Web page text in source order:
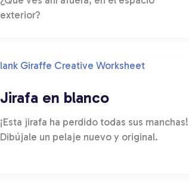
exterior?
Jirafa en blanco
¡Esta jirafa ha perdido todas sus manchas!
Dibújale un pelaje nuevo y original.